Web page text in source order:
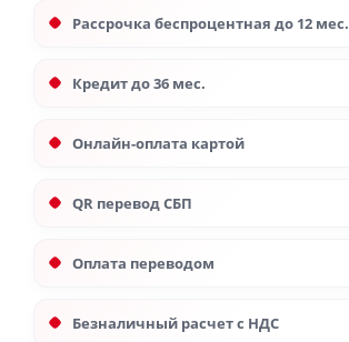
Рассрочка беспроцентная до 12 мес.
Кредит до 36 мес.
Онлайн-оплата картой
QR перевод СБП
Оплата переводом
Безналичный расчет с НДС